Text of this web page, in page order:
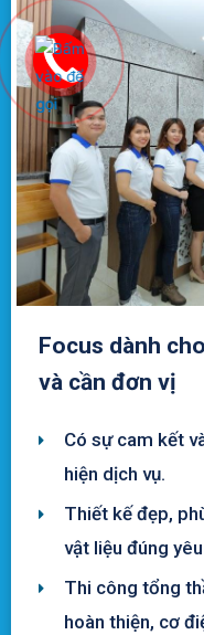
Focus dành
và cần đơn vị
Có sự cam kết
hiện dịch vụ.
Thiết kế đẹp,
vật liệu đúng
Thi công tổng
hoàn thiện, cơ